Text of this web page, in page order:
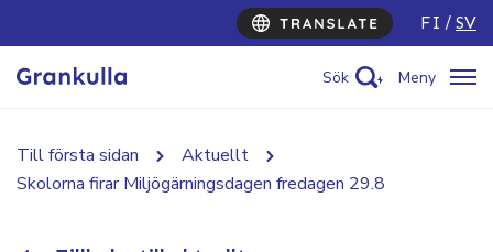
FI SV
Sök Meny
Till första sidan
Aktuellt
Skolorna firar Miljögärningsdagen fredagen 29.8